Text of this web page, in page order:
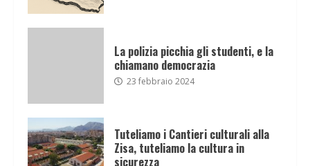
La polizia picchia gli studenti, e la
chiamano democrazia
23 febbraio 2024
Tuteliamo i Cantieri culturali alla
Zisa, tuteliamo la cultura in
sicurezza